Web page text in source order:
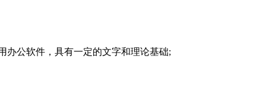
公软件，具有一定的文字和理论基础;